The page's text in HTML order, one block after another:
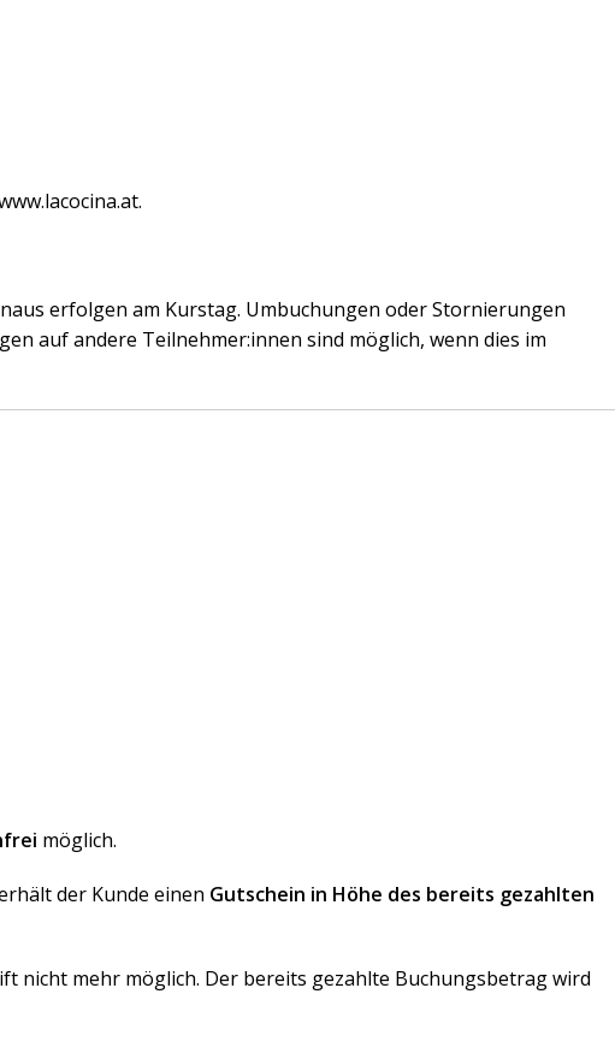
.
erfolgen am Kurstag. Umbuchungen oder Stornierungen
auf andere Teilnehmer:innen sind möglich, wenn dies im
möglich.
der Kunde einen Gutschein in Höhe des bereits gezahlten
nicht mehr möglich. Der bereits gezahlte Buchungsbetrag wird